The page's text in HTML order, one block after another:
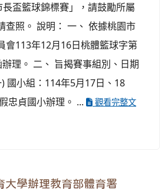
盃籃球錦標賽」，請鼓勵所屬
查照。 說明： 一、 依據桃園市
會113年12月16日桃體籃球字第
理。 二、 旨揭賽事組別、日期
國小組：114年5月17日、18
忠貞國小辦理。 ...
觀看完整文
大學辦理教育部體育署